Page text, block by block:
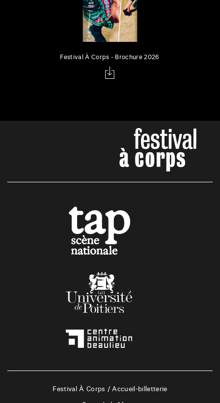
Festival À Corps - Brochure 2026
Festival À Corps / Accueil-billetterie